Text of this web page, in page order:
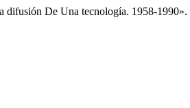
difusión De Una tecnología. 1958-1990».